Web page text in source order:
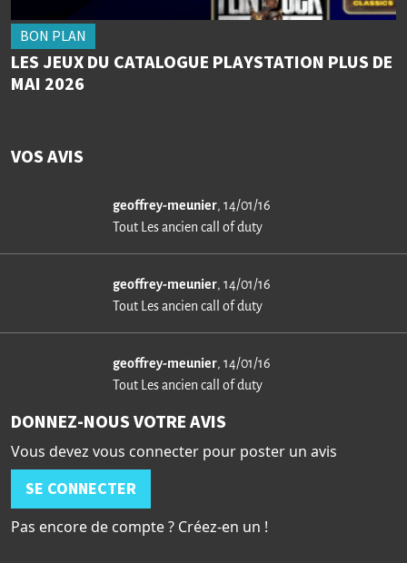
BON PLAN
LES JEUX DU CATALOGUE PLAYSTATION PLUS DE
MAI 2026
VOS AVIS
geoffrey-meunier, 14/01/16
Tout Les ancien call of duty
geoffrey-meunier, 14/01/16
Tout Les ancien call of duty
geoffrey-meunier, 14/01/16
Tout Les ancien call of duty
DONNEZ-NOUS VOTRE AVIS
Vous devez vous connecter pour poster un avis
SE CONNECTER
Pas encore de compte ? Créez-en un !